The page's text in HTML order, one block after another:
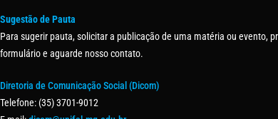
Sugestão de Pauta
Para sugerir pauta, solicitar a publicação de uma matéria ou evento,
formulário e aguarde nosso contato.
Diretoria de Comunicação Social (Dicom)
Telefone: (35) 3701-9012